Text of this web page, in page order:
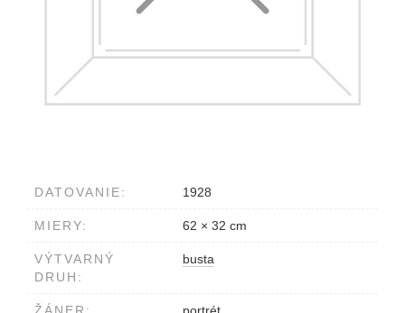
DATOVANIE: 1928
MIERY: 62 × 32 cm
VÝTVARNÝ
DRUH:
busta